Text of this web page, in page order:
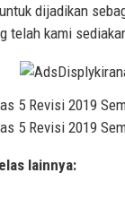
dijadikan
telah kami
5 Revisi 2019
5 Revisi 2019
lainnya: